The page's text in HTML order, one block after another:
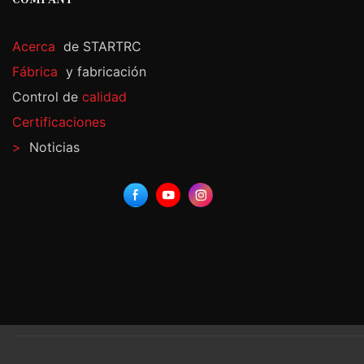
Acerca de STARTRC
Fábrica y fabricación
Control de calidad
Certificaciones
>
Noticias